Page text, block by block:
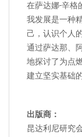
在萨达娜-辛格
我发展是一种
己，认识个人
通过萨达那、
地探讨了为点
建立坚实基础
出版商：
昆达利尼研究